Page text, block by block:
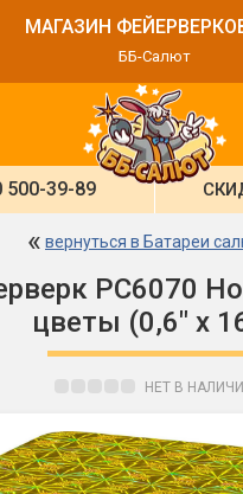
МАГАЗИН
ББ-Салют
500-39-89
« вернуться в Батареи
РС6070
цветы (0,6" х
НЕТ В